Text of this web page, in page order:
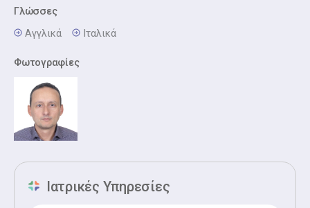
Γλώσσες
Αγγλικά
Iταλικά
Φωτογραφίες
Ιατρικές Υπηρεσίες